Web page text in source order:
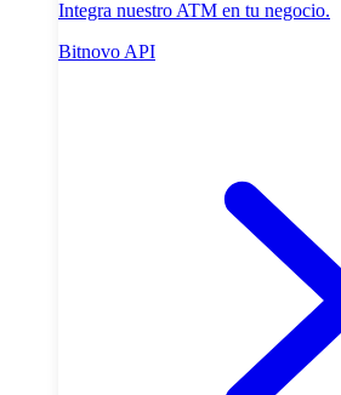
Integra nuestro ATM en tu negocio.
Bitnovo API